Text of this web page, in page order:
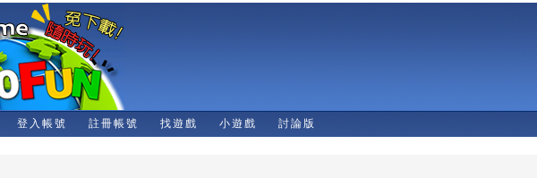
登入帳號 註冊帳號 找遊戲 小遊戲 討論版